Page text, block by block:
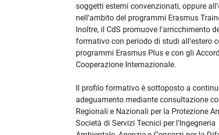
soggetti esterni convenzionati, oppure
nell'ambito del programmi Erasmus
Inoltre, il CdS promuove l'arricchimento
formativo con periodo di studi all'estero
programmi Erasmus Plus e con gli
Cooperazione Internazionale.
Il profilo formativo è sottoposto a
adeguamento mediante consultazione
Regionali e Nazionali per la Protezione
Società di Servizi Tecnici per l'Ingegneria